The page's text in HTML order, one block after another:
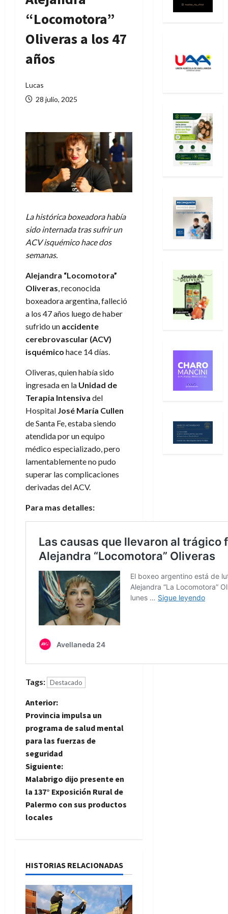
“Locomotora”
Oliveras a los 47
años
Lucas
28 julio, 2025
La histórica boxeadora había
sido internada tras sufrir un
ACV isquémico hace dos
semanas.
Alejandra “Locomotora”
Oliveras, reconocida
boxeadora argentina, falleció
a los 47 años luego de haber
sufrido un accidente
cerebrovascular (ACV)
isquémico hace 14 días.
Oliveras, quien había sido
ingresada en la Unidad de
Terapia Intensiva del
Hospital José María Cullen
de Santa Fe, estaba siendo
atendida por un equipo
médico especializado, pero
lamentablemente no pudo
superar las complicaciones
derivadas del ACV.
Para mas detalles:
Tags: Destacado
N
a
v
e
g
a
ó
n
Anterior:
Provincia impulsa un
programa de salud mental
para las fuerzas de
seguridad
Siguiente:
Malabrigo dijo presente en
la 137° Exposición Rural de
Palermo con sus productos
locales
HISTORIAS RELACIONADAS